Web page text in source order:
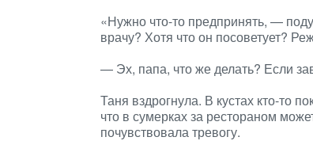
«Нужно что-то предпринять, —
врачу? Хотя что он посоветует?
— Эх, папа, что же делать? Если
Таня вздрогнула. В кустах кто-то
что в сумерках за рестораном
почувствовала тревогу.